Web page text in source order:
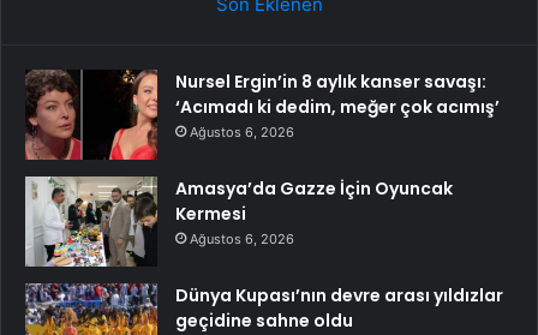
Nursel Ergin’in 8 aylık kanser savaşı:
‘Acımadı ki dedim, meğer çok acımış’
Ağustos 6, 2026
Amasya’da Gazze İçin Oyuncak
Kermesi
Ağustos 6, 2026
Dünya Kupası’nın devre arası yıldızlar
geçidine sahne oldu